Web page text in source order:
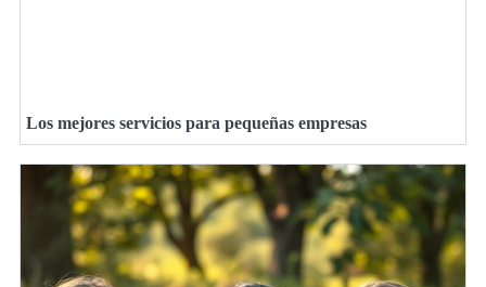
Los mejores servicios para pequeñas empresas